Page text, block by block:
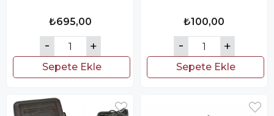
₺695,00
Sepete Ekle
₺100,00
Sepete Ekle